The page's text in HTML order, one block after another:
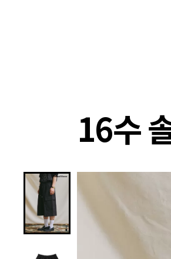
16수